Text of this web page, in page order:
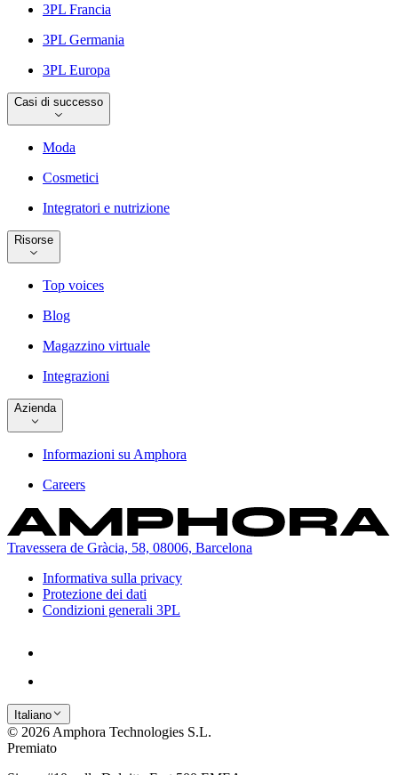
3PL Francia
3PL Germania
3PL Europa
Casi di successo
Moda
Cosmetici
Integratori e nutrizione
Risorse
Top voices
Blog
Magazzino virtuale
Integrazioni
Azienda
Informazioni su Amphora
Careers
Travessera de Gràcia, 58, 08006, Barcelona
Informativa sulla privacy
Protezione dei dati
Condizioni generali 3PL
Italiano
© 2026 Amphora Technologies S.L.
Premiato